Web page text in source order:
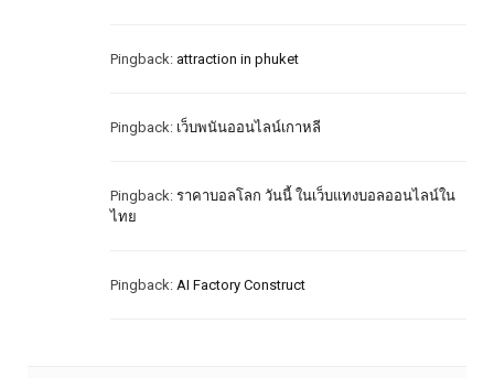
Pingback: attraction in phuket
Pingback: เว็บพนันออนไลน์เกาหลี
Pingback: ราคาบอลโลก วันนี้ ในเว็บแทงบอลออนไลน์ใน
ไทย
Pingback: AI Factory Construct